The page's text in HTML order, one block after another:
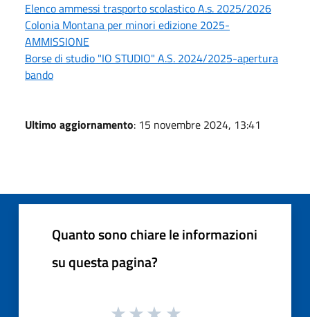
Elenco ammessi trasporto scolastico A.s. 2025/2026
Colonia Montana per minori edizione 2025-
AMMISSIONE
Borse di studio "IO STUDIO" A.S. 2024/2025-apertura
bando
Ultimo aggiornamento: 15 novembre 2024, 13:41
Quanto sono chiare le informazioni
su questa pagina?